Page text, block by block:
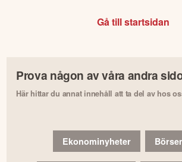
Gå till startsidan
Prova någon av våra andra
Här hittar du annat innehåll att ta del av hos
Ekonominyheter